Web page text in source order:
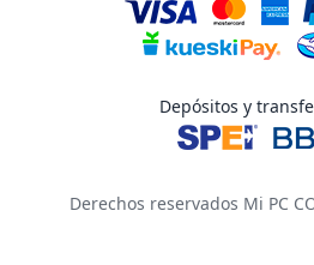
Depósitos y
Derechos reservados Mi PC